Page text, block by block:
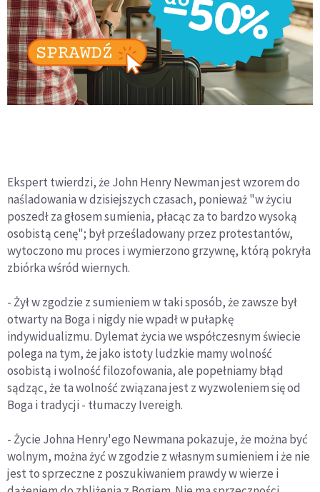
Ekspert twierdzi, że John Henry Newman jest wzorem do
naśladowania w dzisiejszych czasach, ponieważ "w życiu
poszedł za głosem sumienia, płacąc za to bardzo wysoką
osobistą cenę"; był prześladowany przez protestantów,
wytoczono mu proces i wymierzono grzywnę, którą pokryła
zbiórka wśród wiernych.
- Żył w zgodzie z sumieniem w taki sposób, że zawsze był
otwarty na Boga i nigdy nie wpadł w pułapkę
indywidualizmu. Dylemat życia we współczesnym świecie
polega na tym, że jako istoty ludzkie mamy wolność
osobistą i wolność filozofowania, ale popełniamy błąd
sądząc, że ta wolność związana jest z wyzwoleniem się od
Boga i tradycji - tłumaczy Ivereigh.
- Życie Johna Henry'ego Newmana pokazuje, że można być
wolnym, można żyć w zgodzie z własnym sumieniem i że nie
jest to sprzeczne z poszukiwaniem prawdy w wierze i